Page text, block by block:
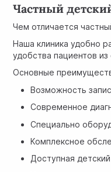
Частный
Чем отличается
Наша клиника удобно
удобства пациентов
Основные
Возможность
Современное
Специально
Комплексное
Доступная